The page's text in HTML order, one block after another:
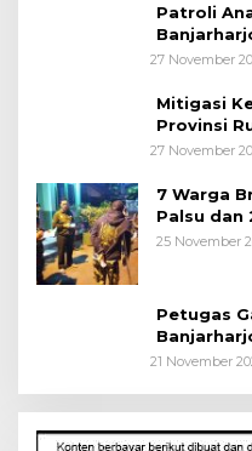
Patroli
27 November
Mitigasi
Provinsi
27 November
7 Warga
Palsu dan
25 November
Petugas
21 November